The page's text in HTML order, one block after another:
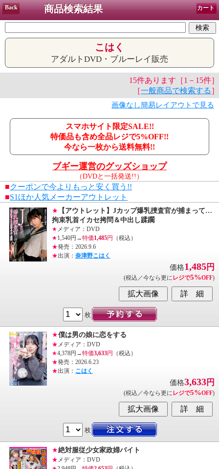
Back 商品検索結果 カート
こはく
アダルトDVD・ブルーレイ販売
15件あります［1－15件］
［一般商品で検索する ］
画像なし簡易レイアウトで見る
スマホサイト限定SALE!!
特価品も含め全品レジで5%OFF!!
今なら一枚から送料無料!!
ブギー運営のグッズショップ
（DVDと一括発送!!）
■クーポンで今よりもっと安く買う!!
■S1ほか人気メーカーアウトレット
★ 【アウトレット】Jカップ爆乳捜査官が捕まって…
拘束乳首イカセ拷問＆中出し蹂躙
★ メディア：DVD
★1,540円→特価1,485円
（税込）
★発売：2026.9.6
★出演： 奈津野こはく
価格1,485円
(税込／今なら更に レジで5%OFF)
枚
★僕は男の娘に恋をする
★ メディア：DVD
★4,378円→特価3,633円
（税込）
★発売：2026.6.23
★出演： こはく
価格3,633円
(税込／今なら更に レジで5%OFF)
枚
★絶対服従少女家政婦バイト
★ メディア：DVD